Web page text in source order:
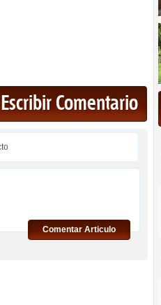
Escribir Comentario
Comentar Articulo